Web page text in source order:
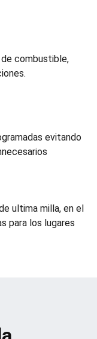
combustible,
evitando
ultima milla, en el
para los lugares